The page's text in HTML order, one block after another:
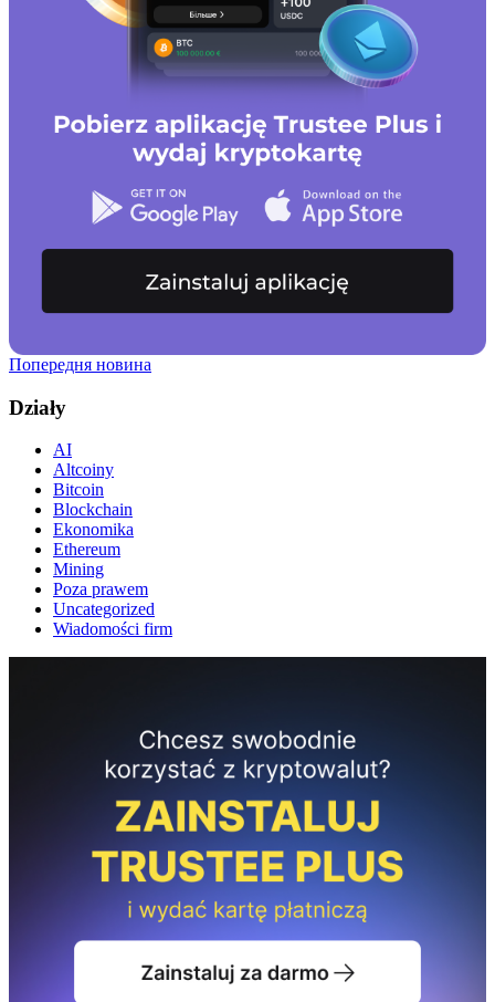
Попередня новина
Działy
AI
Altcoiny
Bitcoin
Blockchain
Ekonomika
Ethereum
Mining
Poza prawem
Uncategorized
Wiadomości firm